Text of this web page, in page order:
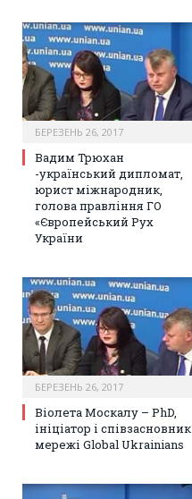
БЕРЕЗЕНЬ 26, 2017
Вадим Трюхан
-український дипломат,
юрист міжнародник,
голова правління ГО
«Європейський Рух
України
БЕРЕЗЕНЬ 26, 2017
Віолета Москалу – PhD,
ініціатор і співзасновник
мережі Global Ukrainians